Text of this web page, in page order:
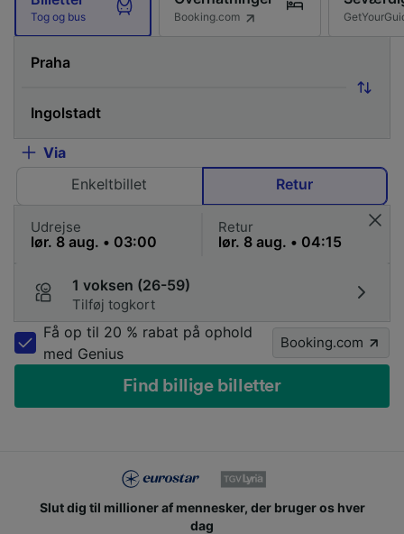
Tog og bus Booking.com
Via
Enkeltbillet
Retur
Udrejse Retur
1 voksen (26-59)
Tilføj togkort
Få op til 20 % rabat på ophold
med Genius
Booking.com
Find billige billetter
Slut dig til millioner af mennesker, der bruger os hver
dag